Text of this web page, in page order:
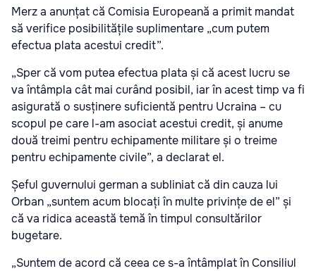
Merz a anunțat că Comisia Europeană a primit mandat
să verifice posibilitățile suplimentare „cum putem
efectua plata acestui credit”.
„Sper că vom putea efectua plata și că acest lucru se
va întâmpla cât mai curând posibil, iar în acest timp va fi
asigurată o susținere suficientă pentru Ucraina – cu
scopul pe care l-am asociat acestui credit, și anume
două treimi pentru echipamente militare și o treime
pentru echipamente civile”, a declarat el.
Șeful guvernului german a subliniat că din cauza lui
Orban „suntem acum blocați în multe privințe de el” și
că va ridica această temă în timpul consultărilor
bugetare.
„Suntem de acord că ceea ce s-a întâmplat în Consiliul